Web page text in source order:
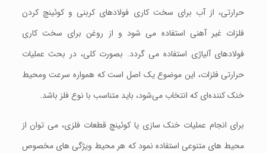
حرارتی، از آب برای سخت کاری فولادهای کربنی و کوئینچ کردن
فلزات غیر آهنی استفاده می شود و از روغن برای سخت کاری
فولادهای آلیاژی استفاده می گردد. بصورت کلی، در بحث عملیات
حرارتی فلزات، این موضوع یک اصل است که همواره سرعت ومحیط
خنک ‌کننده‌ای که انتخاب می‌شود، باید متناسب با نوع فلز باشد.
برای انجام عملیات خنک سازی یا کوئینچ قطعات فلزی، می توان از
محیط های متنوعی استفاده نمود که هر محیط ویژگی های مخصوص